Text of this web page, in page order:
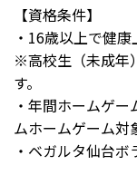
【資格条件】
・16歳以上で健
※高校生（未成年
す。
・年間ホームゲ
ムホームゲーム対
・ベガルタ仙台